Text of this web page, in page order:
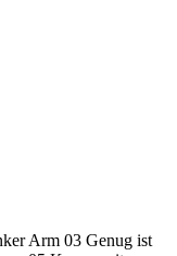
Arm 03 Genug ist